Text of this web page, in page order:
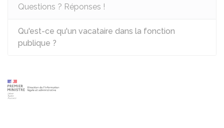
Questions ? Réponses !
Qu'est-ce qu'un vacataire dans la fonction
publique ?